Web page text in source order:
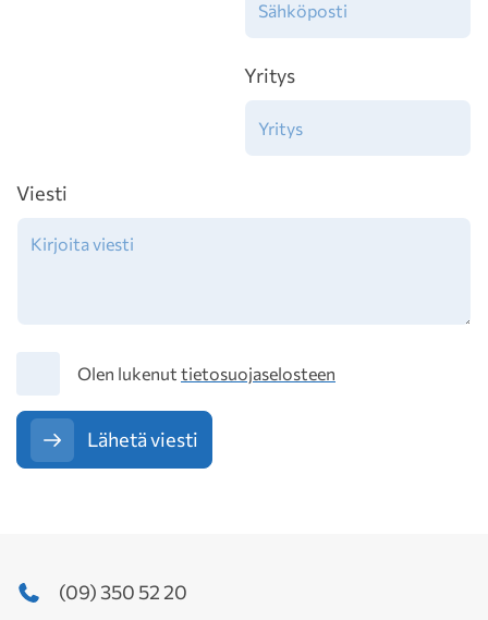
Yritys
Viesti
TietosuojaOlen lukenut tietosuojaselosteen
Lähetä viesti
(09) 350 52 20